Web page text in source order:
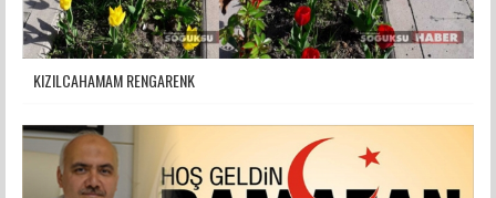
KIZILCAHAMAM RENGARENK